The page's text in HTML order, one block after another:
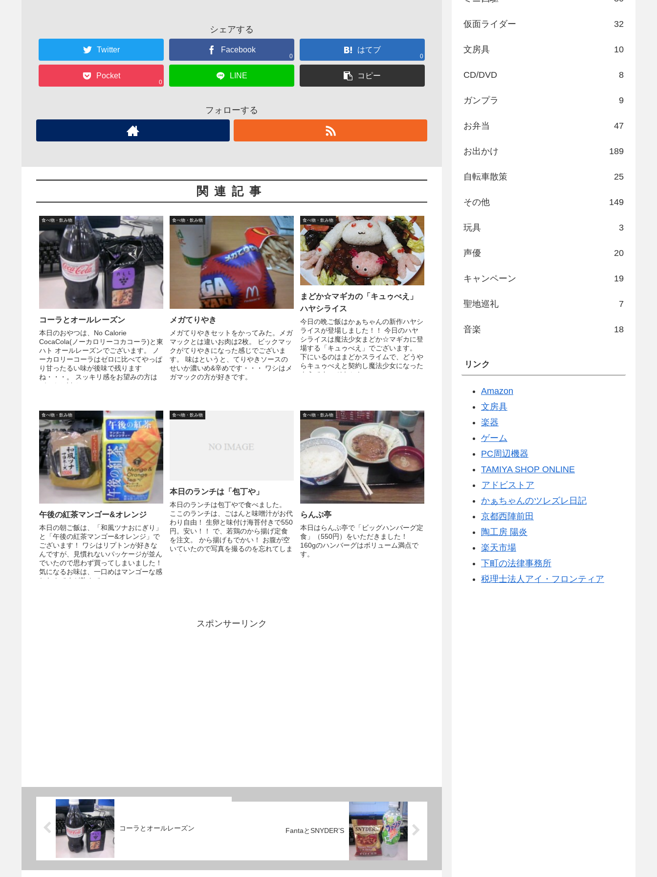
シェアする
Twitter Facebook
0
はてブ
0
Pocket
0
LINE コピー
フォローする
関連記事
食べ物・飲み物
コーラとオールレーズン
本日のおやつは、No Calorie
CocaCola(ノーカロリーコカコーラ)と東
ハト オールレーズンでございます。 ノ
ーカロリーコーラはゼロに比べてやっぱ
り甘ったるい味が後味で残ります
ね・・・。 スッキリ感をお望みの方は
ゼロをお勧め...
食べ物・飲み物
メガてりやき
メガてりやきセットをかってみた。メガ
マックとは違いお肉は2枚。 ビックマッ
クがてりやきになった感じでございま
す。 味はというと、てりやきソースの
せいか濃いめ&辛めです・・・ ワシはメ
ガマックの方が好きです。
食べ物・飲み物
まどか☆マギカの「キュゥべえ」
ハヤシライス
今日の晩ご飯はかぁちゃんの新作ハヤシ
ライスが登場しました！！ 今日のハヤ
シライスは魔法少女まどか☆マギカに登
場する「キュゥべえ」でございます。
下にいるのはまどかスライムで、どうや
らキュゥべえと契約し魔法少女になった
ようです。 それにし...
食べ物・飲み物
午後の紅茶マンゴー&オレンジ
本日の朝ご飯は、「和風ツナおにぎり」
と「午後の紅茶マンゴー&オレンジ」で
ございます！ ワシはリプトンが好きな
んですが、見慣れないパッケージが並ん
でいたので思わず買ってしまいました！
気になるお味は、一口めはマンゴーな感
じなんですが飲んで...
食べ物・飲み物
本日のランチは「包丁や」
本日のランチは包丁やで食べました。
ここのランチは、ごはんと味噌汁がお代
わり自由！ 生卵と味付け海苔付きで550
円。安い！！ で、若鶏のから揚げ定食
を注文。 から揚げもでかい！ お腹が空
いていたので写真を撮るのを忘れてしま
いました・・・。 ...
食べ物・飲み物
らんぷ亭
本日はらんぷ亭で「ビッグハンバーグ定
食」（550円）をいただきました！
160gのハンバーグはボリューム満点で
す。
スポンサーリンク
コーラとオールレーズン FantaとSNYDER’S
仮面ライダー 32
文房具 10
CD/DVD 8
ガンプラ 9
お弁当 47
お出かけ 189
自転車散策 25
その他 149
玩具 3
声優 20
キャンペーン 19
聖地巡礼 7
音楽 18
リンク
Amazon
文房具
楽器
ゲーム
PC周辺機器
TAMIYA SHOP ONLINE
アドビストア
かぁちゃんのツレズレ日記
京都西陣前田
陶工房 陽炎
楽天市場
下町の法律事務所
税理士法人アイ・フロンティア